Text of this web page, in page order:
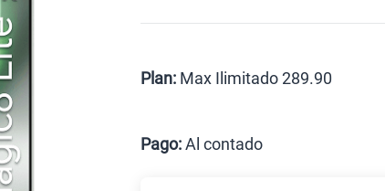
Celular liberado
Plan: Max Ilimitado 289.90
Pago:Al contado